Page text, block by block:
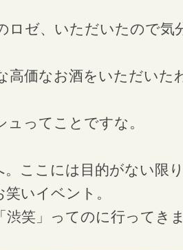
ロゼ、いただいたので
高価なお酒をいただいた
ってことですな。
。ここには目的がない限
いイベント。
渋笑」ってのに行ってき